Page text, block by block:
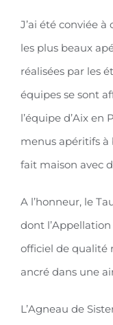
J’ai été conviée
les plus beaux
réalisées par les
équipes se sont
l’équipe d’Aix en
menus apéritifs à
fait maison avec
A l’honneur, le
dont
officiel de qualité
ancré dans une
L’Agneau de